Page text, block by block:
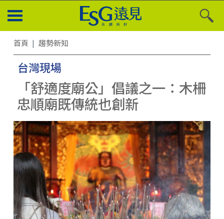
首頁 趨勢新知
台灣現場
「舒適度廟公」倡議之一：木柵
忠順廟既傳統也創新